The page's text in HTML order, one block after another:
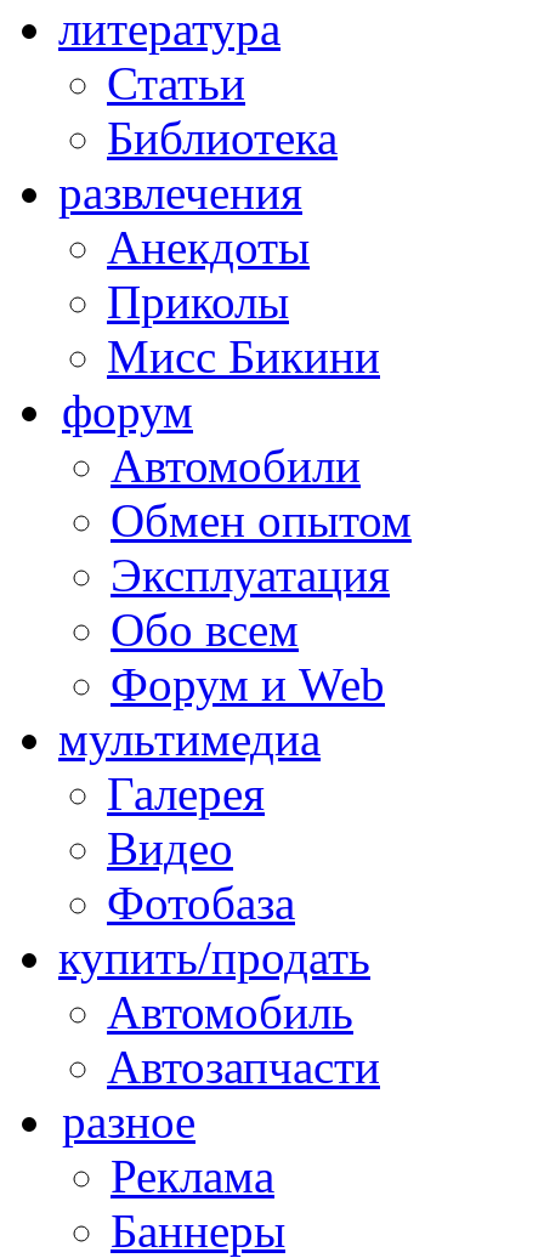
литература
Статьи
Библиотека
развлечения
Анекдоты
Приколы
Мисс Бикини
форум
Автомобили
Обмен опытом
Эксплуатация
Обо всем
Форум и Web
мультимедиа
Галерея
Видео
Фотобаза
купить/продать
Автомобиль
Автозапчасти
разное
Реклама
Баннеры